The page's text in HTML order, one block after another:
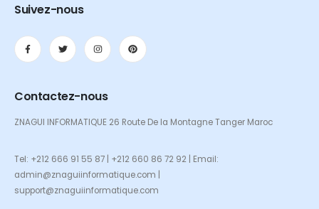
Suivez-nous
Contactez-nous
ZNAGUI INFORMATIQUE 26 Route De la Montagne Tanger Maroc
Tel: +212 666 91 55 87 | +212 660 86 72 92 | Email:
admin@znaguiinformatique.com |
support@znaguiinformatique.com